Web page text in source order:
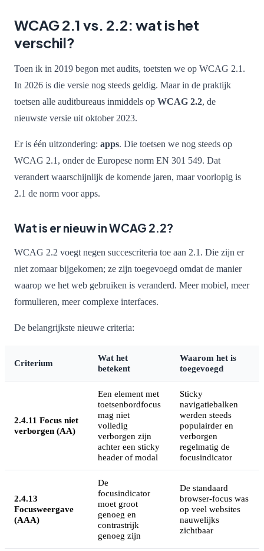
WCAG 2.1 vs. 2.2: wat is het
verschil?
Toen ik in 2019 begon met audits, toetsten we op WCAG 2.1.
In 2026 is die versie nog steeds geldig. Maar in de praktijk
toetsen alle auditbureaus inmiddels op WCAG 2.2, de
nieuwste versie uit oktober 2023.
Er is één uitzondering: apps. Die toetsen we nog steeds op
WCAG 2.1, onder de Europese norm EN 301 549. Dat
verandert waarschijnlijk de komende jaren, maar voorlopig is
2.1 de norm voor apps.
Wat is er nieuw in WCAG 2.2?
WCAG 2.2 voegt negen succescriteria toe aan 2.1. Die zijn er
niet zomaar bijgekomen; ze zijn toegevoegd omdat de manier
waarop we het web gebruiken is veranderd. Meer mobiel, meer
formulieren, meer complexe interfaces.
De belangrijkste nieuwe criteria:
Criterium
Wat het
betekent
Waarom het is
toegevoegd
2.4.11 Focus niet
verborgen (AA)
Een element met
toetsenbordfocus
mag niet
volledig
verborgen zijn
achter een sticky
header of modal
Sticky
navigatiebalken
werden steeds
populairder en
verborgen
regelmatig de
focusindicator
2.4.13
Focusweergave
(AAA)
De
focusindicator
moet groot
genoeg en
contrastrijk
genoeg zijn
De standaard
browser-focus was
op veel websites
nauwelijks
zichtbaar